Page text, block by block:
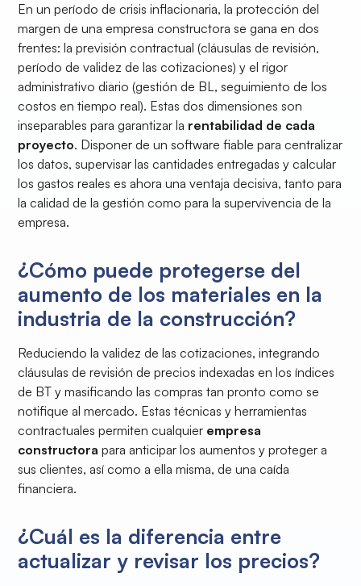
En un período de crisis inflacionaria, la protección del
margen de una empresa constructora se gana en dos
frentes: la previsión contractual (cláusulas de revisión,
período de validez de las cotizaciones) y el rigor
administrativo diario (gestión de BL, seguimiento de los
costos en tiempo real). Estas dos dimensiones son
inseparables para garantizar la rentabilidad de cada
proyecto. Disponer de un software fiable para centralizar
los datos, supervisar las cantidades entregadas y calcular
los gastos reales es ahora una ventaja decisiva, tanto para
la calidad de la gestión como para la supervivencia de la
empresa.
¿Cómo puede protegerse del
aumento de los materiales en la
industria de la construcción?
Reduciendo la validez de las cotizaciones, integrando
cláusulas de revisión de precios indexadas en los índices
de BT y masificando las compras tan pronto como se
notifique al mercado. Estas técnicas y herramientas
contractuales permiten cualquier empresa
constructora para anticipar los aumentos y proteger a
sus clientes, así como a ella misma, de una caída
financiera.
¿Cuál es la diferencia entre
actualizar y revisar los precios?